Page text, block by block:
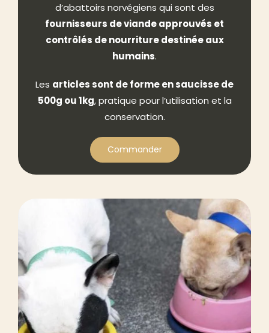
d’abattoirs norvégiens qui sont des
fournisseurs de viande approuvés et
contrôlés de nourriture destinée aux
humains.
Les articles sont de forme en saucisse de
500g ou 1kg, pratique pour l’utilisation et la
conservation.
Commander